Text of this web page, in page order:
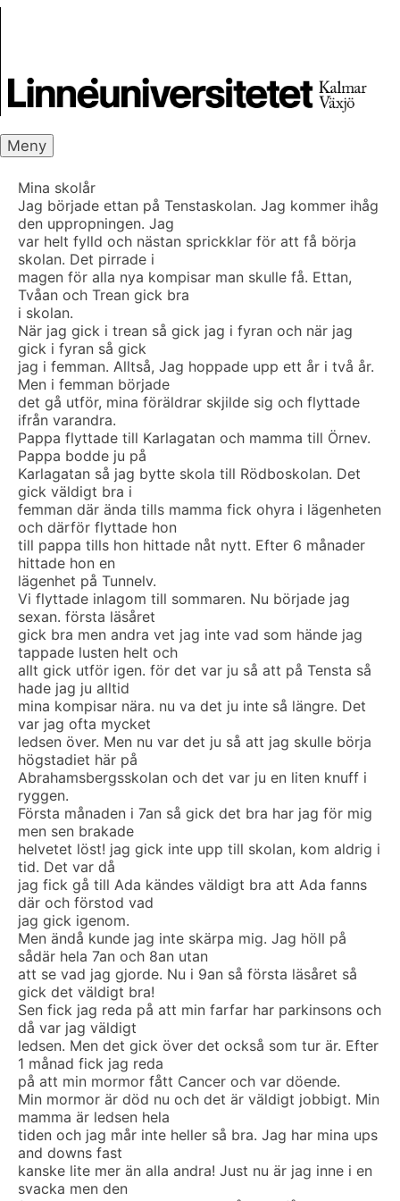
Meny
Mina skolår
Jag började ettan på Tenstaskolan. Jag kommer ihåg
den uppropningen. Jag
var helt fylld och nästan sprickklar för att få börja
skolan. Det pirrade i
magen för alla nya kompisar man skulle få. Ettan,
Tvåan och Trean gick bra
i skolan.
När jag gick i trean så gick jag i fyran och när jag
gick i fyran så gick
jag i femman. Alltså, Jag hoppade upp ett år i två år.
Men i femman började
det gå utför, mina föräldrar skjilde sig och flyttade
ifrån varandra.
Pappa flyttade till Karlagatan och mamma till Örnev.
Pappa bodde ju på
Karlagatan så jag bytte skola till Rödboskolan. Det
gick väldigt bra i
femman där ända tills mamma fick ohyra i lägenheten
och därför flyttade hon
till pappa tills hon hittade nåt nytt. Efter 6 månader
hittade hon en
lägenhet på Tunnelv.
Vi flyttade inlagom till sommaren. Nu började jag
sexan. första läsåret
gick bra men andra vet jag inte vad som hände jag
tappade lusten helt och
allt gick utför igen. för det var ju så att på Tensta så
hade jag ju alltid
mina kompisar nära. nu va det ju inte så längre. Det
var jag ofta mycket
ledsen över. Men nu var det ju så att jag skulle börja
högstadiet här på
Abrahamsbergsskolan och det var ju en liten knuff i
ryggen.
Första månaden i 7an så gick det bra har jag för mig
men sen brakade
helvetet löst! jag gick inte upp till skolan, kom aldrig i
tid. Det var då
jag fick gå till Ada kändes väldigt bra att Ada fanns
där och förstod vad
jag gick igenom.
Men ändå kunde jag inte skärpa mig. Jag höll på
sådär hela 7an och 8an utan
att se vad jag gjorde. Nu i 9an så första läsåret så
gick det väldigt bra!
Sen fick jag reda på att min farfar har parkinsons och
då var jag väldigt
ledsen. Men det gick över det också som tur är. Efter
1 månad fick jag reda
på att min mormor fått Cancer och var döende.
Min mormor är död nu och det är väldigt jobbigt. Min
mamma är ledsen hela
tiden och jag mår inte heller så bra. Jag har mina ups
and downs fast
kanske lite mer än alla andra! Just nu är jag inne i en
svacka men den